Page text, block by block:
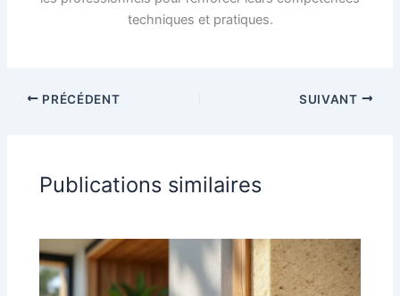
techniques et pratiques.
PRÉCÉDENT SUIVANT
Publications similaires